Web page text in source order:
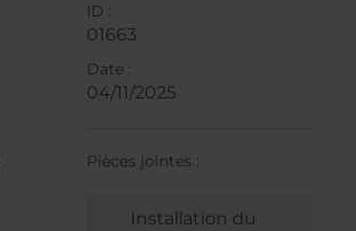
ID :
01663
Date :
04/11/2025
Pièces jointes :
Installation du